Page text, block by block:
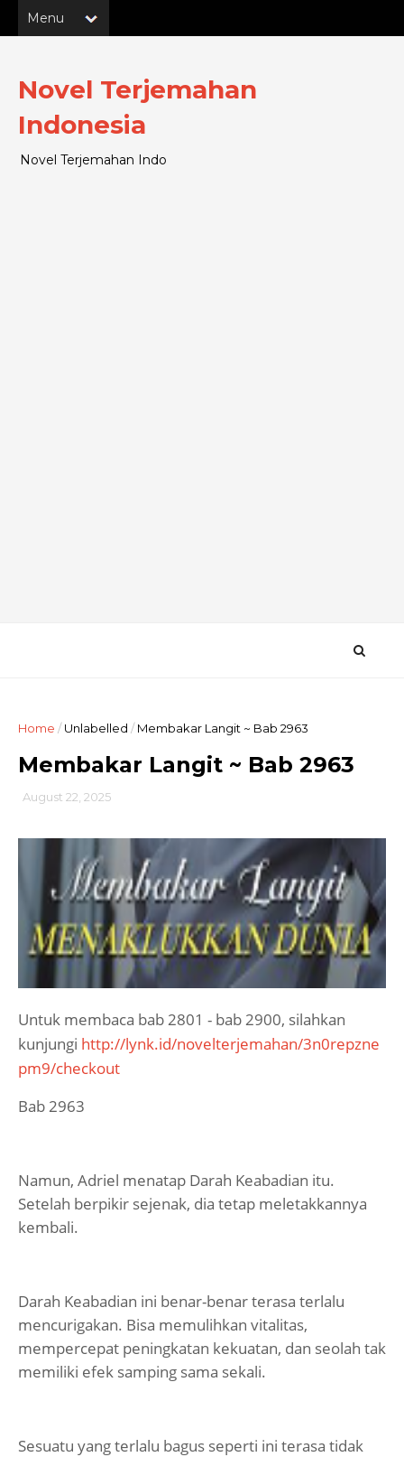
Novel Terjemahan
Indonesia
Novel Terjemahan Indo
Home /Unlabelled / Membakar Langit ~ Bab 2963
Membakar Langit ~ Bab 2963
August 22, 2025
Untuk membaca bab 2801 - bab 2900, silahkan
kunjungi http://lynk.id/novelterjemahan/3n0repzne
pm9/checkout
Bab 2963
Namun, Adriel menatap Darah Keabadian itu.
Setelah berpikir sejenak, dia tetap meletakkannya
kembali.
Darah Keabadian ini benar-benar terasa terlalu
mencurigakan. Bisa memulihkan vitalitas,
mempercepat peningkatan kekuatan, dan seolah tak
memiliki efek samping sama sekali.
Sesuatu yang terlalu bagus seperti ini terasa tidak